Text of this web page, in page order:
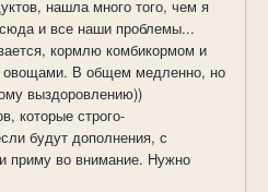
нашла много того, чем я
и все наши проблемы...
кормлю комбикормом и
овощами. В общем медленно, но
выздоровлению))
которые строго-
будут дополнения, с
приму во внимание. Нужно